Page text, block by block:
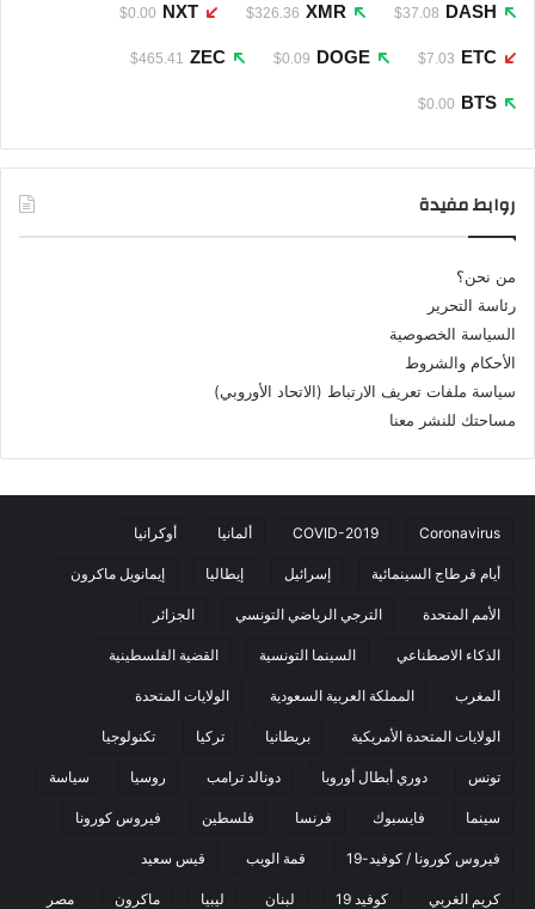
DASH
$37.08
XMR
$326.36
NXT
$0.00
ETC
$7.03
DOGE
$0.09
ZEC
$465.41
BTS
$0.00
روابط مفيدة
من نحن؟
رئاسة التحرير
السياسة الخصوصية
الأحكام والشروط
سياسة ملفات تعريف الارتباط (الاتحاد الأوروبي)
مساحتك للنشر معنا
Coronavirus
COVID-2019 ألمانيا أوكرانيا
أيام قرطاج السينمائية إسرائيل إيطاليا إيمانويل ماكرون
الأمم المتحدة الترجي الرياضي التونسي الجزائر
الذكاء الاصطناعي السينما التونسية القضية الفلسطينية
المغرب المملكة العربية السعودية الولايات المتحدة
الولايات المتحدة الأمريكية بريطانيا تركيا تكنولوجيا
تونس دوري أبطال أوروبا دونالد ترامب روسيا سياسة
سينما فايسبوك فرنسا فلسطين فيروس كورونا
فيروس كورونا / كوفيد-19 قمة الويب قيس سعيد
كريم الغربي كوفيد 19 لبنان ليبيا ماكرون مصر